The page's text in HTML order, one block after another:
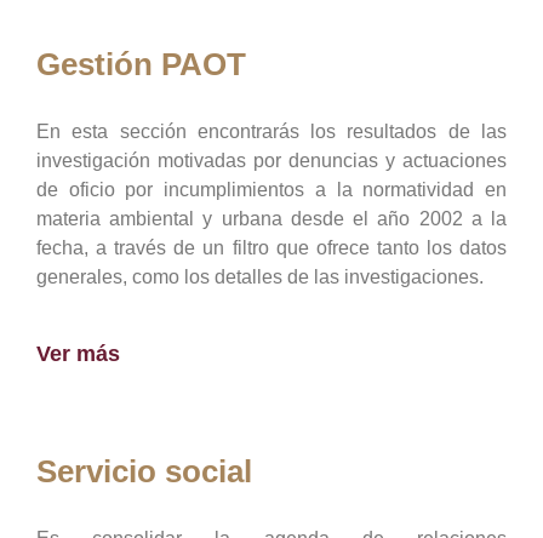
Gestión PAOT
En esta sección encontrarás los resultados de las
investigación motivadas por denuncias y actuaciones
de oficio por incumplimientos a la normatividad en
materia ambiental y urbana desde el año 2002 a la
fecha, a través de un filtro que ofrece tanto los datos
generales, como los detalles de las investigaciones.
Ver más
Servicio social